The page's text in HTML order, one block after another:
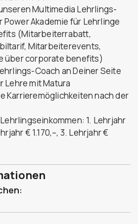
Multimedia Lehrlings-
Power Akademie für Lehrlinge
(Mitarbeiterrabatt,
Mitarbeiterevents,
über corporate benefits)
Coach an Deiner Seite
Lehre mit Matura
Karrieremöglichkeiten nach der
1. Lehrjahr
€ 1.170,–, 3. Lehrjahr €